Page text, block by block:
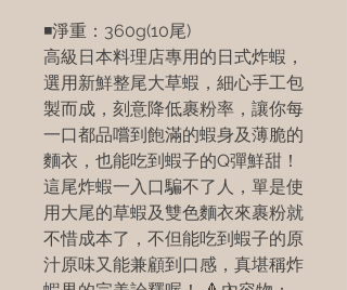
◾️淨重：360g(10尾)
高級日本料理店專用的日式炸蝦，
選用新鮮整尾大草蝦，細心手工包
製而成，刻意降低裹粉率，讓你每
一口都品嚐到飽滿的蝦身及薄脆的
麵衣，也能吃到蝦子的Q彈鮮甜！
這尾炸蝦一入口騙不了人，單是使
用大尾的草蝦及雙色麵衣來裹粉就
不惜成本了，不但能吃到蝦子的原
汁原味又能兼顧到口感，真堪稱炸